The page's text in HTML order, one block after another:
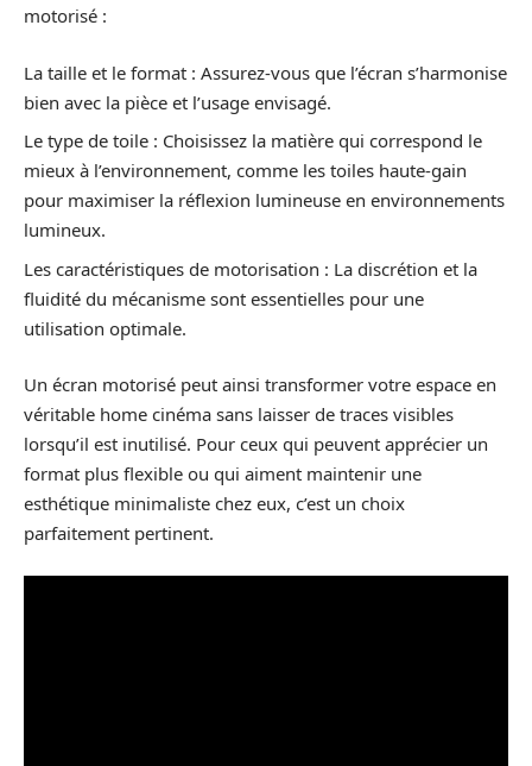
motorisé :
La taille et le format : Assurez-vous que l’écran s’harmonise
bien avec la pièce et l’usage envisagé.
Le type de toile : Choisissez la matière qui correspond le
mieux à l’environnement, comme les toiles haute-gain
pour maximiser la réflexion lumineuse en environnements
lumineux.
Les caractéristiques de motorisation : La discrétion et la
fluidité du mécanisme sont essentielles pour une
utilisation optimale.
Un écran motorisé peut ainsi transformer votre espace en
véritable home cinéma sans laisser de traces visibles
lorsqu’il est inutilisé. Pour ceux qui peuvent apprécier un
format plus flexible ou qui aiment maintenir une
esthétique minimaliste chez eux, c’est un choix
parfaitement pertinent.